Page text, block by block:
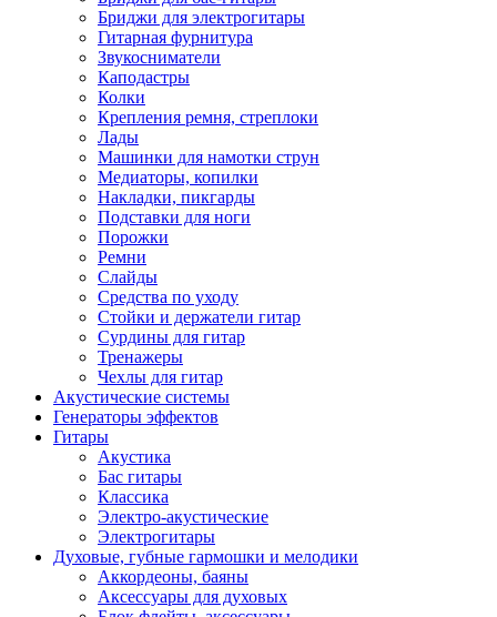
Бриджи для электрогитары
Гитарная фурнитура
Звукосниматели
Каподастры
Колки
Крепления ремня, стреплоки
Лады
Машинки для намотки струн
Медиаторы, копилки
Накладки, пикгарды
Подставки для ноги
Порожки
Ремни
Слайды
Средства по уходу
Стойки и держатели гитар
Сурдины для гитар
Тренажеры
Чехлы для гитар
Акустические системы
Генераторы эффектов
Гитары
Акустика
Бас гитары
Классика
Электро-акустические
Электрогитары
Духовые, губные гармошки и мелодики
Аккордеоны, баяны
Аксессуары для духовых